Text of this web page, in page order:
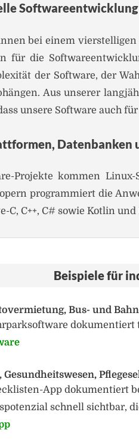
Softwareentwicklung
bei einem
für die
der Software, der
Aus unserer
unsere Software auch
Projekte kommen
programmiert die
C, C++, C# sowie Kotlin und
Beispiele für
Bus- und
App dokumentiert
schnell sichtbar,